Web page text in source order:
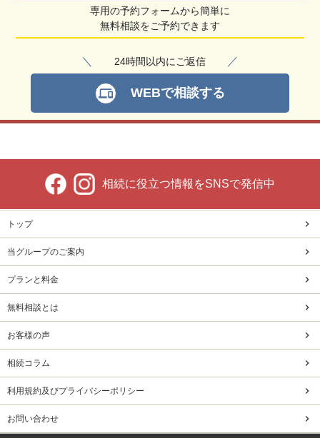
専用の予約フォームから簡単に
無料相談をご予約できます
＼ 24時間以内にご返信 ／
devices WEBで相談する
相続に役立つ情報をSNSで発信中
トップ
当グループのご案内
プランと料金
無料相談とは
お客様の声
相続コラム
利用規約及びプライバシーポリシー
お問い合わせ